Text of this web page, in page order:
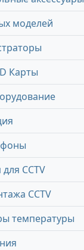
моделей
Карты
CCTV
CCTV
температуры